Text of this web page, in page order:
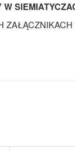
ZAŁĄCZNIKACH